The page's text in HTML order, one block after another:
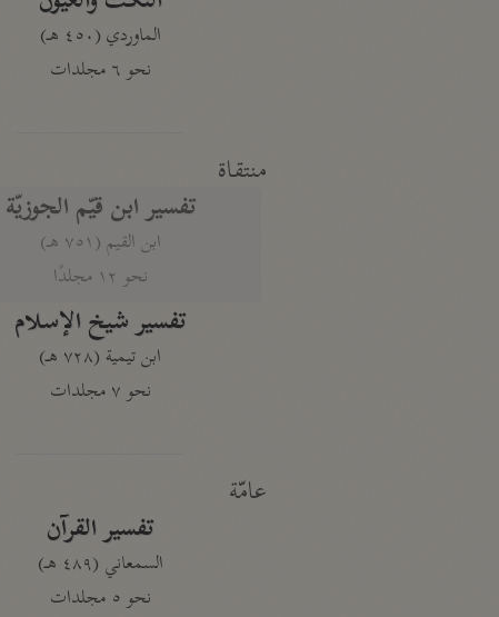
الماوردي (٤٥٠ هـ)
نحو ٦ مجلدات
منتقاة
تفسير ابن قيّم الجوزيّة
ابن القيم (٧٥١ هـ)
نحو ١٢ مجلدًا
تفسير شيخ الإسلام
ابن تيمية (٧٢٨ هـ)
نحو ٧ مجلدات
عامّة
تفسير القرآن
السمعاني (٤٨٩ هـ)
نحو ٥ مجلدات